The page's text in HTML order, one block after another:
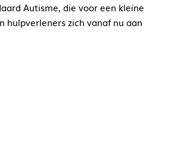
Autisme, die voor een kleine
hulpverleners zich vanaf nu aan